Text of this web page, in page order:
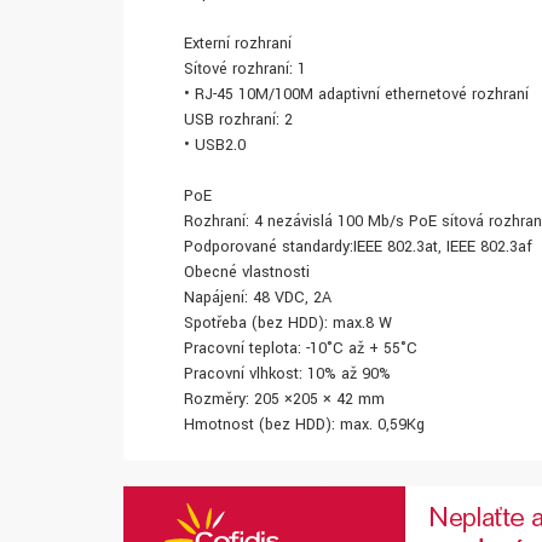
Externí rozhraní
Síťové rozhraní: 1
• RJ-45 10M/100M adaptivní ethernetové rozhraní
USB rozhraní: 2
• USB2.0
PoE
Rozhraní: 4 nezávislá 100 Mb/s PoE síťová
Podporované standardy:IEEE 802.3at, IEEE 802.3af
Obecné vlastnosti
Napájení: 48 VDC, 2A
Spotřeba (bez HDD): max.8 W
Pracovní teplota: -10°C až + 55°C
Pracovní vlhkost: 10% až 90%
Rozměry: 205 ×205 × 42 mm
Hmotnost (bez HDD): max. 0,59Kg